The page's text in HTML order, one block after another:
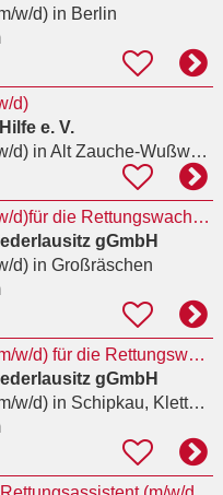
w/d)in Berlin
d)
e. V.
d)in Alt Zauche-Wußwerk
Notfallsanitäter (m/w/d)für die Rettungswache Calau
gGmbH
d)in Großräschen
Rettungssanitäter (m/w/d) für die Rettungswache Großräschen
gGmbH
w/d)in Schipkau, Klettwitz